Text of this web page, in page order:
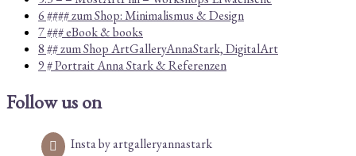
6 #### zum Shop: Minimalismus & Design
7 ### eBook & books
8 ## zum Shop ArtGalleryAnnaStark, DigitalArt
9 # Portrait Anna Stark & Referenzen
Follow us on
Insta by artgalleryannastark